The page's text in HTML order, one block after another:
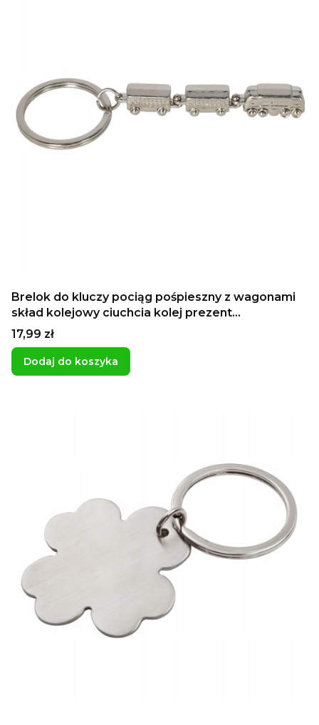
Brelok do kluczy pociąg pośpieszny z wagonami
skład kolejowy ciuchcia kolej prezent
niespodzianka dla fana dla chłopca na dzień
chłopaka
Cena
17,99 zł
Dodaj do koszyka